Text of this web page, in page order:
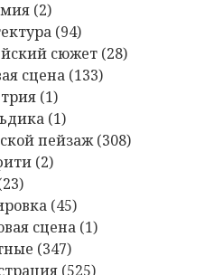
(2)
(94)
сюжет (28)
сцена (133)
(1)
(1)
пейзаж (308)
(2)
(45)
сцена (1)
(347)
(525)